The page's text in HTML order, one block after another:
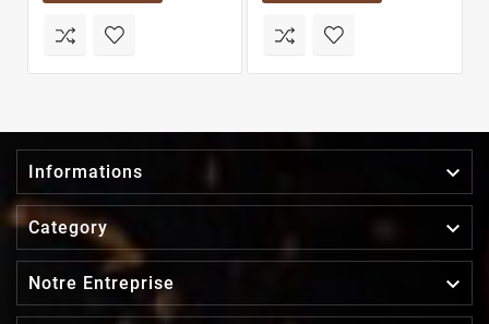
Informations 
Category 
Notre Entreprise 